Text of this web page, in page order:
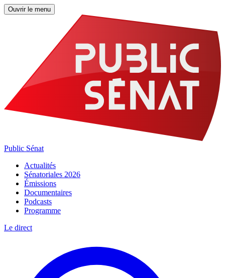
Ouvrir le menu
Public Sénat
Actualités
Sénatoriales 2026
Émissions
Documentaires
Podcasts
Programme
Le direct